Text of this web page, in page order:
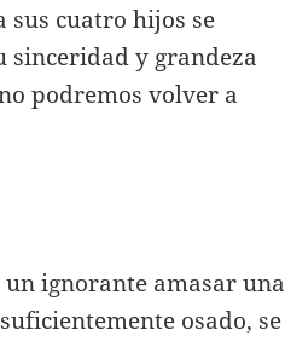
sus cuatro hijos se
sinceridad y grandeza
podremos volver a
ignorante amasar una
osado, se